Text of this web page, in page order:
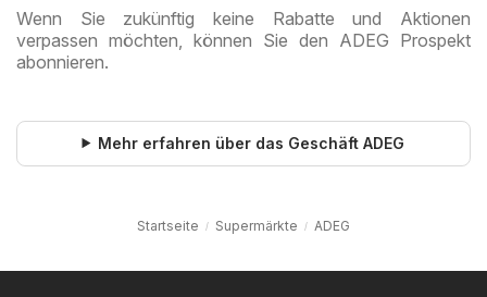
Wenn Sie zukünftig keine Rabatte und Aktionen
verpassen möchten, können Sie den ADEG Prospekt
abonnieren.
Mehr erfahren über das Geschäft ADEG
Startseite Supermärkte ADEG